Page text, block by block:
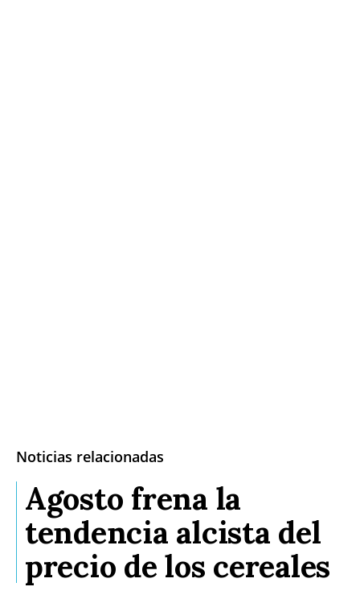
Noticias relacionadas
Agosto frena la
tendencia alcista del
precio de los cereales